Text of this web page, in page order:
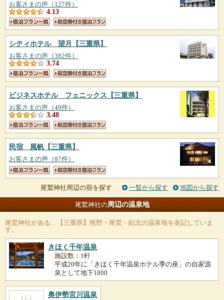
お客さまの声（127件）
4.13
シティホテル 望月 【三重県】
お客さまの声（382件）
3.74
ビジネスホテル フェニックス 【三重県】
お客さまの声（49件）
3.48
民宿 風帆【三重県】
お客さまの声（87件）
尾鷲神社周辺の宿を探す 一覧から探す 地図から探す
尾鷲神社の周辺の温泉地
尾鷲神社がある、【三重県】熊野・尾鷲・紀北の温泉地を表記していま
す。
きほく千年温泉
施設数：1軒
平成20年に「きほく千年温泉ホテル季の座」の自家源
泉として地下1800
奥伊勢宮川温泉